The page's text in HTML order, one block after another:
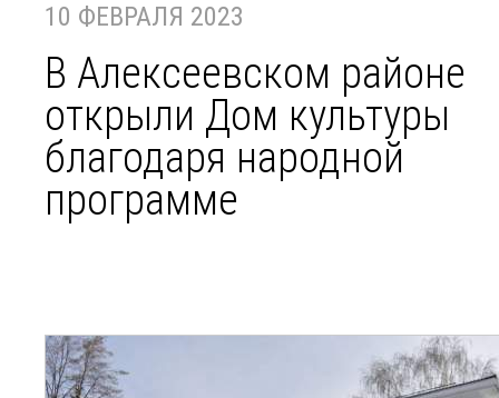
10 ФЕВРАЛЯ 2023
В Алексеевском районе
открыли Дом культуры
благодаря народной
программе